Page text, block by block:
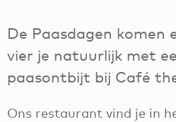
De Paasdagen komen
vier je natuurlijk met
paasontbijt bij Café
Ons restaurant vind je in